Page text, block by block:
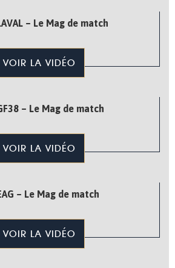
– Le Mag de match
VOIR LA VIDÉO
– Le Mag de match
VOIR LA VIDÉO
– Le Mag de match
VOIR LA VIDÉO